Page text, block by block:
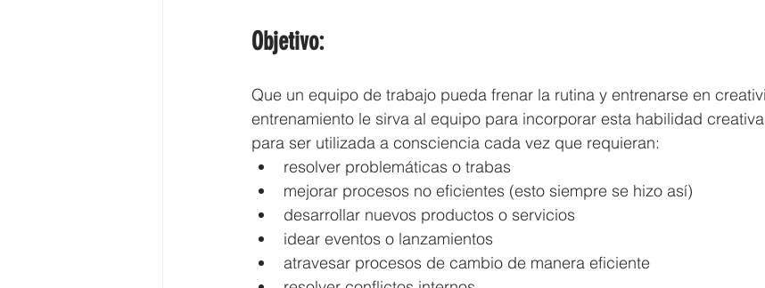
Objetivo:
Que un equipo de trabajo pueda frenar la rutina y entrenarse en
entrenamiento le sirva al equipo para incorporar esta habilidad
para ser utilizada a consciencia cada vez que requieran:
resolver problemáticas o trabas
mejorar procesos no eficientes (esto siempre se hizo así)
desarrollar nuevos productos o servicios
idear eventos o lanzamientos
atravesar procesos de cambio de manera eficiente